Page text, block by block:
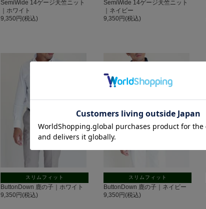
SemiWide 14ゲージ天竺ニット
｜ホワイト
9,350円(税込)
SemiWide 14ゲージ天竺ニット
｜ネイビー
9,350円(税込)
スリムフィット
ButtonDown 鹿の子｜ホワイト
9,350円(税込)
スリムフィット
ButtonDown 鹿の子｜ネイビー
9,350円(税込)